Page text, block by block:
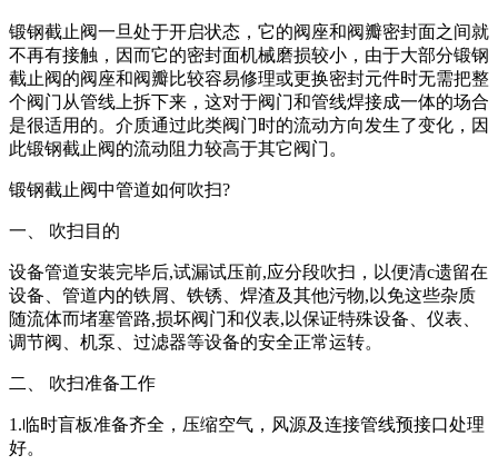
锻钢截止阀一旦处于开启状态，它的阀座和阀瓣密封面之间就
不再有接触，因而它的密封面机械磨损较小，由于大部分锻钢
截止阀的阀座和阀瓣比较容易修理或更换密封元件时无需把整
个阀门从管线上拆下来，这对于阀门和管线焊接成一体的场合
是很适用的。介质通过此类阀门时的流动方向发生了变化，因
此锻钢截止阀的流动阻力较高于其它阀门。
锻钢截止阀中管道如何吹扫?
一、 吹扫目的
设备管道安装完毕后,试漏试压前,应分段吹扫，以便清c遗留在
设备、管道内的铁屑、铁锈、焊渣及其他污物,以免这些杂质
随流体而堵塞管路,损坏阀门和仪表,以保证特殊设备、仪表、
调节阀、机泵、过滤器等设备的安全正常运转。
二、 吹扫准备工作
1.临时盲板准备齐全，压缩空气，风源及连接管线预接口处理
好。